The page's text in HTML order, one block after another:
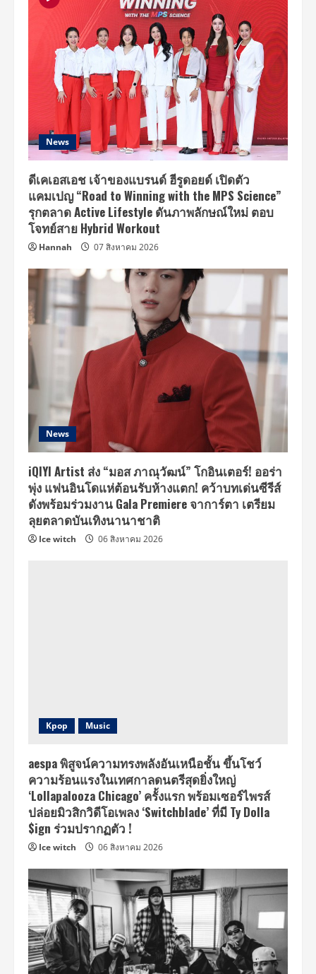
News
ดีเคเอสเอช เจ้าของแบรนด์ ฮีรูดอยด์ เปิดตัว
แคมเปญ “Road to Winning with the MPS Science”
รุกตลาด Active Lifestyle ดันภาพลักษณ์ใหม่ ตอบ
โจทย์สาย Hybrid Workout
Hannah 07 สิงหาคม 2026
News
iQIYI Artist ส่ง “มอส ภาณุวัฒน์” โกอินเตอร์! ออร่า
พุ่ง แฟนอินโดแห่ต้อนรับห้างแตก! คว้าบทเด่นซีรีส์
ดังพร้อมร่วมงาน Gala Premiere จาการ์ตา เตรียม
ลุยตลาดบันเทิงนานาชาติ
Ice witch 06 สิงหาคม 2026
Kpop Music
aespa พิสูจน์ความทรงพลังอันเหนือชั้น ขึ้นโชว์
ความร้อนแรงในเทศกาลดนตรีสุดยิ่งใหญ่
‘Lollapalooza Chicago’ ครั้งแรก พร้อมเซอร์ไพรส์
ปล่อยมิวสิกวิดีโอเพลง ‘Switchblade’ ที่มี Ty Dolla
$ign ร่วมปรากฏตัว !
Ice witch 06 สิงหาคม 2026